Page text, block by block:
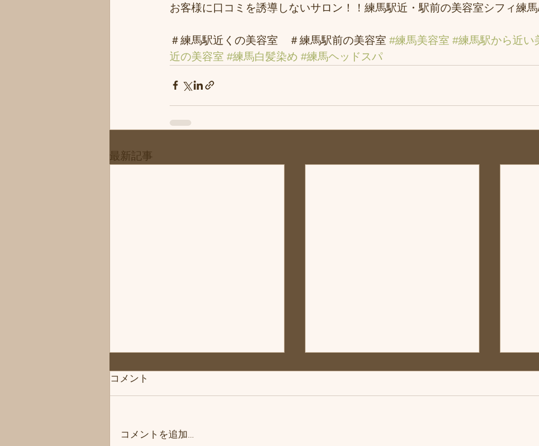
お客様に口コミを誘導しないサロン！！練馬駅近・駅前の美容室シフィ練
＃練馬駅近くの美容室　＃練馬駅前の美容室 #練馬美容室 #練馬駅から近い
近の美容室 #練馬白髪染め #練馬ヘッドスパ
最新記事
◆「お知らせ」練馬髪質改善
容院シフィ(sihui)
ロン/練馬美容室、練馬美容院シ
コメント
コメントを追加…